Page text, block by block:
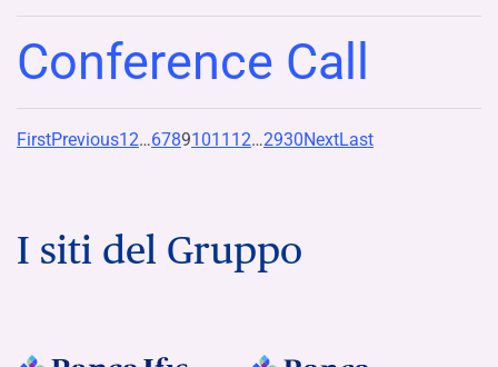
Conference Call
FirstPrevious12…67891011 12…2930NextLast
I siti del Gruppo